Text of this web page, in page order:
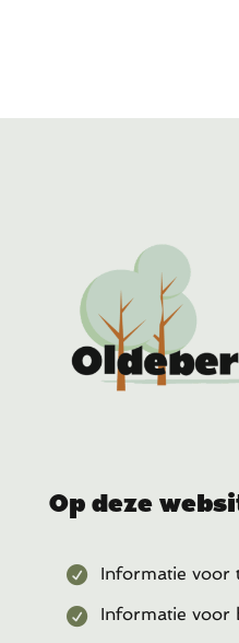
Op deze
Informatie voor
Informatie voor